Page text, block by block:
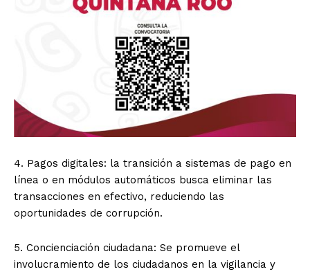
4. Pagos digitales: la transición a sistemas de pago en
línea o en módulos automáticos busca eliminar las
transacciones en efectivo, reduciendo las
oportunidades de corrupción.
5. Concienciación ciudadana: Se promueve el
involucramiento de los ciudadanos en la vigilancia y